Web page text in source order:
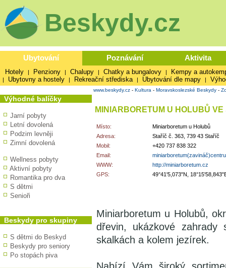
Beskydy.cz
Ubytování Poznávání Aktivita
Hotely | Penziony | Chalupy | Chatky a bungalovy | Kempy a
| Ubytovny a hostely | Rekreační střediska | Ubytování dle mapy |
Výhodné balíčky
Jarní pobyty
Letní dovolená
Podzim levněji
Zimní dovolená
Wellness pobyty
Aktivní pobyty
Romantika pro dva
S dětmi
Senioři
Beskydy pro skupiny
S dětmi do Beskyd
Beskydy pro seniory
Po stopách piva
www.beskydy.cz - Kultura - Moravskoslezské Beskydy -
MINIARBORETUM U HOLUBŮ VE
Místo:
Miniarboretum u Holubů
Adresa:
Staříč č. 363, 739 43 Staříč
Mobil:
+420 737 838 322
Email:
WWW:
http://miniarboretum.cz
GPS:
49°41'5,073"N,
Miniarboretum u Holubů,
dřevin, ukázkové
skalkách a kolem jezírek.